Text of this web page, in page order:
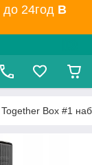
до 24год В
Box #1